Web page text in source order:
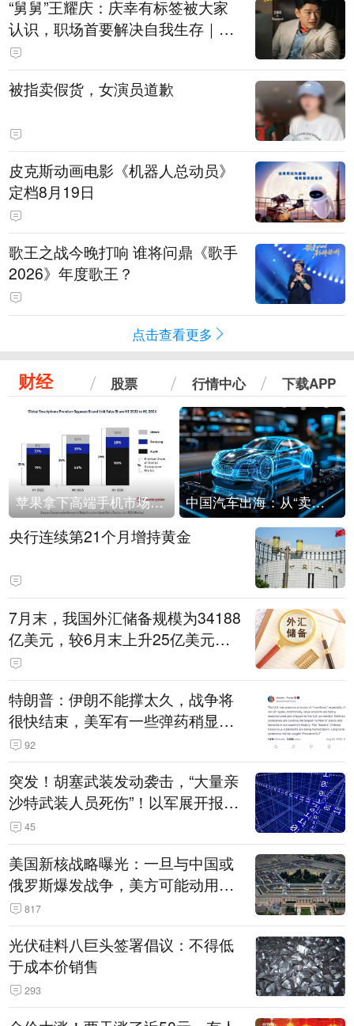
“舅舅”王耀庆：庆幸有标签被大家
认识，职场首要解决自我生存｜有
艺思
被指卖假货，女演员道歉
皮克斯动画电影《机器人总动员》
定档8月19日
歌王之战今晚打响 谁将问鼎《歌手
2026》年度歌王？
点击查看更多
财经 股票 行情中心 下载APP
苹果拿下高端手机市场65%的份额：iPhone 17系列功不可没 中国汽车出海：从“卖出去”到“走进去”
央行连续第21个月增持黄金
7月末，我国外汇储备规模为34188
亿美元，较6月末上升25亿美元，
升幅为0.07%
特朗普：伊朗不能撑太久，战争将
很快结束，美军有一些弹药稍显紧
张！伊朗公布拟议的海峡管理文本
92
突发！胡塞武装发动袭击，“大量亲
沙特武装人员死伤”！以军展开报复
性空袭
45
美国新核战略曝光：一旦与中国或
俄罗斯爆发战争，美方可能动用战
术核武器
817
光伏硅料八巨头签署倡议：不得低
于成本价销售
293